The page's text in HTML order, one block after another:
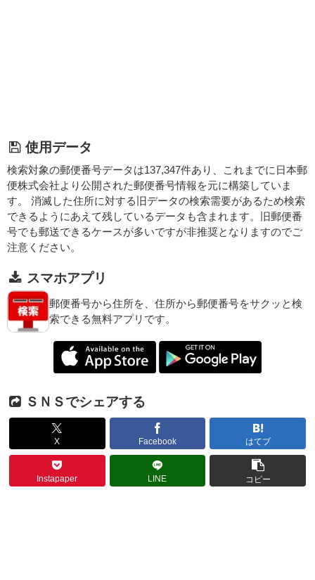
使用データ
検索対象の郵便番号データは137,347件あり、これまでに日本郵
便株式会社より公開された郵便番号情報を元に構築していま
す。 消滅した住所に対する旧データの検索需要があるため検索
できるようにあえて残しているデータも含まれます。旧郵便番
号でも郵送できるケースが多いですが非推奨となりますのでご
注意ください。
スマホアプリ
郵便番号から住所を、住所から郵便番号をサクッと検
索できる無料アプリです。
ＳＮＳでシェアする
X Facebook はてブ
Instapaper LINE コピー